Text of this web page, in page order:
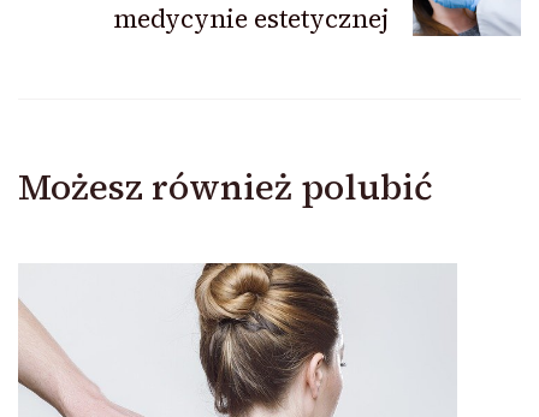
medycynie estetycznej
Możesz również polubić